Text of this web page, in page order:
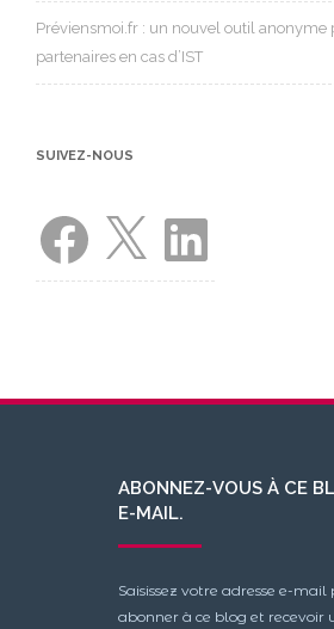
Préviensmoi.fr : un nouvel outil anonyme
partenaires en cas d’IST
SUIVEZ-NOUS
Facebook LinkedIn
ABONNEZ-VOUS À CE
E-MAIL.
Saisissez votre adresse e-mail
abonner à ce blog et recevoir